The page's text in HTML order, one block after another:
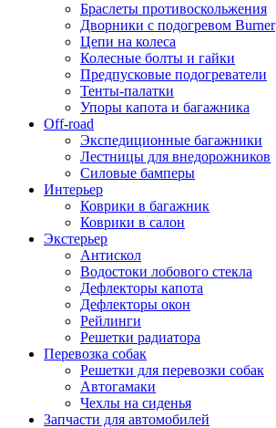
Браслеты противоскольжения
Дворники с подогревом Burner
Цепи на колеса
Колесные болты и гайки
Предпусковые подогреватели
Тенты-палатки
Упоры капота и багажника
Off-road
Экспедиционные багажники
Лестницы для внедорожников
Силовые бамперы
Интерьер
Коврики в багажник
Коврики в салон
Экстерьер
Антискол
Водостоки лобового стекла
Дефлекторы капота
Дефлекторы окон
Рейлинги
Решетки радиатора
Перевозка собак
Решетки для перевозки собак
Автогамаки
Чехлы на сиденья
Запчасти для автомобилей